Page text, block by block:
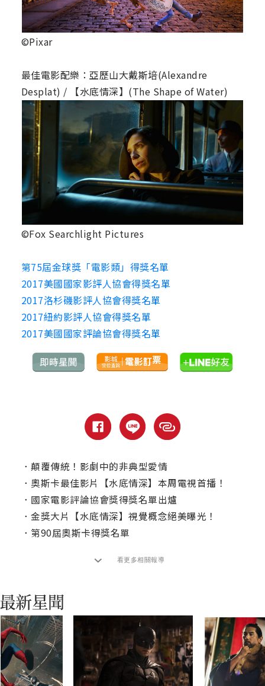
©Pixar
最佳電影配樂：亞歷山大戴斯培(Alexandre
Desplat) / 【水底情深】(The Shape of Water)
©Fox Searchlight Pictures
第75屆金球獎「電影類」得獎名單
2017美國國家影評人協會得獎名單
2017洛杉磯影評人協會得獎名單
2017紐約影評人協會得獎名單
2017美國國家評論協會得獎名單
． 顛覆傳統！影劇中的非典型愛情
． 奧斯卡最佳影片【水底情深】本周電視首播！
． 國家電影評論協會獎得獎名單出爐
． 金獎大片【水底情深】視覺概念絕美曝光！
． 第90屆奧斯卡得獎名單
看更多相關報導